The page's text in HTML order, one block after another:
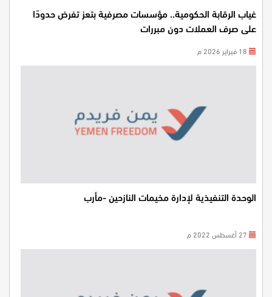
غياب الرقابة الحكومية.. مؤسسات مصرفية بتعز تفرض حدودًا
على صرف العملات دون مبررات
الوحدة التنفيذية لإدارة مخيمات النازحين -مأرب